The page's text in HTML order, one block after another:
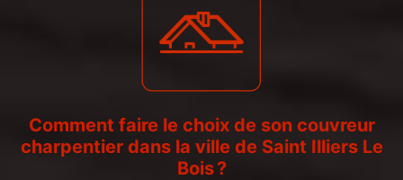
Comment faire le choix de son couvreur
charpentier dans la ville de Saint Illiers Le
Bois ?